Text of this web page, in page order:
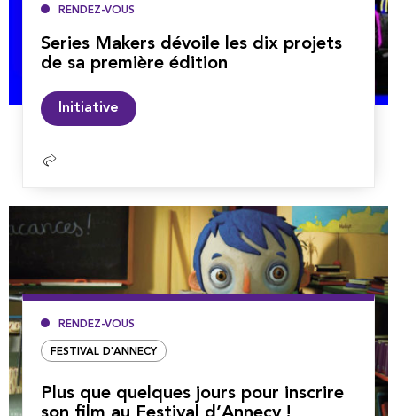
RENDEZ-VOUS
Series Makers dévoile les dix projets
de sa première édition
Initiative
RENDEZ-VOUS
FESTIVAL D'ANNECY
Plus que quelques jours pour inscrire